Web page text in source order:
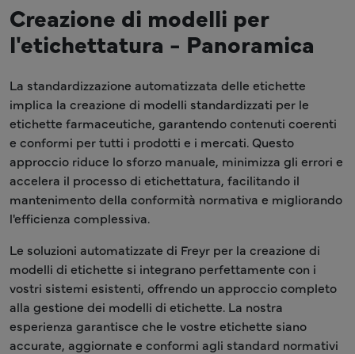
Creazione di modelli per
l'etichettatura - Panoramica
La standardizzazione automatizzata delle etichette
implica la creazione di modelli standardizzati per le
etichette farmaceutiche, garantendo contenuti coerenti
e conformi per tutti i prodotti e i mercati. Questo
approccio riduce lo sforzo manuale, minimizza gli errori e
accelera il processo di etichettatura, facilitando il
mantenimento della conformità normativa e migliorando
l'efficienza complessiva.
Le soluzioni automatizzate di Freyr per la creazione di
modelli di etichette si integrano perfettamente con i
vostri sistemi esistenti, offrendo un approccio completo
alla gestione dei modelli di etichette. La nostra
esperienza garantisce che le vostre etichette siano
accurate, aggiornate e conformi agli standard normativi